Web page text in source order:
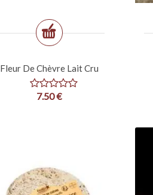
Fleur De Chèvre Lait Cru
7.50€